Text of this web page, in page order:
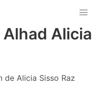
Alicia
de Alicia Sisso Raz